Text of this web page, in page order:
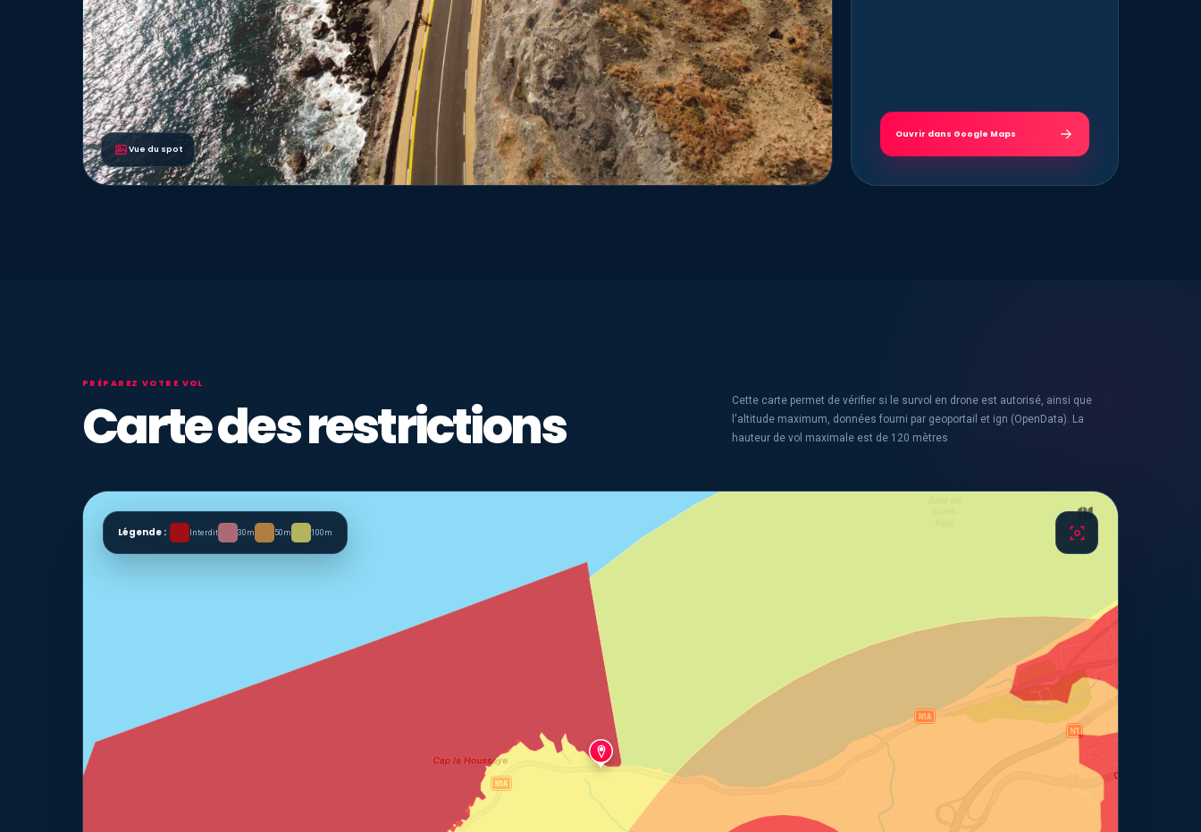
Vue du spot
Ouvrir dans Google Maps
PRÉPAREZ VOTRE VOL
Carte des restrictions
Cette carte permet de vérifier si le survol en drone est autorisé, ainsi que
l'altitude maximum, données fourni par geoportail et ign (OpenData). La
hauteur de vol maximale est de 120 mètres
Légende : Interdit 30m 50m 100m